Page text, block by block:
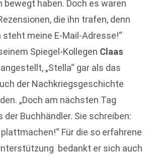
bewegt haben. Doch es waren
die ihn trafen, denn
steht meine E-Mail-Adresse!“
Spiegel-Kollegen Claas
angestellt, „Stella“ gar als das
der Nachkriegsgeschichte
„Doch am nächsten Tag
der Buchhändler. Sie schreiben:
Für die so erfahrene
bedankt er sich auch